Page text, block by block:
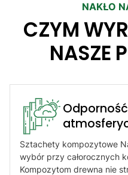
NAKŁO
CZYM
NASZE
Sztachety kompozytowe
wybór przy całorocznych
Kompozytom drewna nie